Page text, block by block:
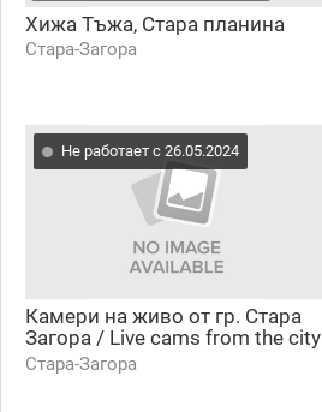
Хижа Тъжа, Стара планина
Стара-Загора
Не работает с 26.05.2024
Камери на живо от гр. Стара
Загора / Live cams from the city
of Stara Zagora
Стара-Загора